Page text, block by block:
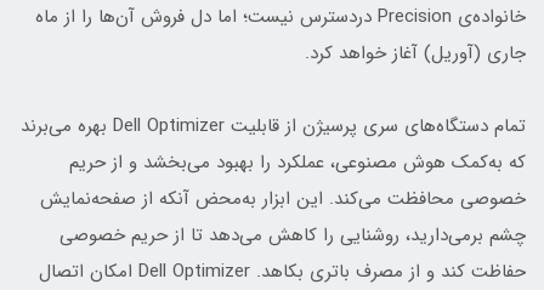
خانواده‌ی Precision دردسترس نیست؛ اما دل فروش آن‌ها را از ماه
جاری (آوریل) آغاز خواهد کرد.
تمام دستگاه‌های سری پرسیژن از قابلیت Dell Optimizer بهره می‌برند
که به‌کمک هوش مصنوعی، عملکرد را بهبود می‌بخشد و از حریم
خصوصی محافظت می‌کند. این ابزار به‌محض آنکه از صفحه‌نمایش
چشم برمی‌دارید، روشنایی را کاهش می‌دهد تا از حریم خصوصی
حفاظت کند و از مصرف باتری بکاهد. Dell Optimizer امکان اتصال